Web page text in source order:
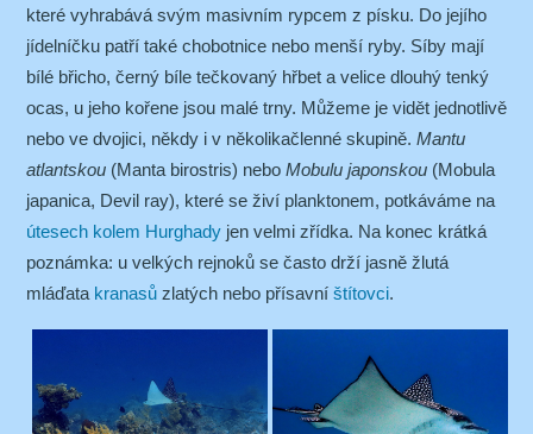
které vyhrabává svým masivním rypcem z písku. Do jejího
jídelníčku patří také chobotnice nebo menší ryby. Síby mají
bílé břicho, černý bíle tečkovaný hřbet a velice dlouhý tenký
ocas, u jeho kořene jsou malé trny. Můžeme je vidět jednotlivě
nebo ve dvojici, někdy i v několikačlenné skupině. Mantu
atlantskou (Manta birostris) nebo Mobulu japonskou (Mobula
japanica, Devil ray), které se živí planktonem, potkáváme na
útesech kolem Hurghady jen velmi zřídka. Na konec krátká
poznámka: u velkých rejnoků se často drží jasně žlutá
mláďata kranasů zlatých nebo přísavní štítovci.